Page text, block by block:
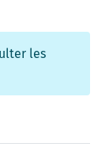
les